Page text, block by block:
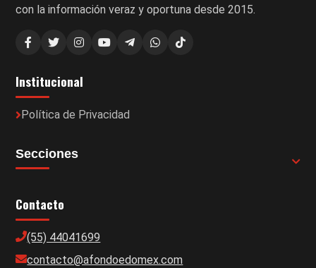
con la información veraz y oportuna desde 2015.
Institucional
Política de Privacidad
Secciones
Contacto
(55) 44041699
contacto@afondoedomex.com